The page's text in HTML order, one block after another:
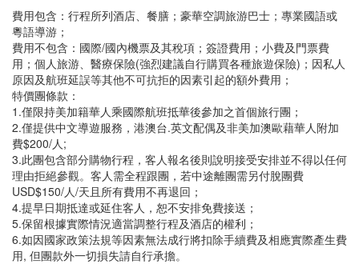
費用包含：行程所列酒店、餐膳；豪華空調旅游巴士；專業國語或
粵語導游；
費用不包含：國際/國內機票及其稅項；簽證費用；小費及門票費
用；個人旅游、醫療保險(強烈建議自行購買各種旅遊保險)；因私人
原因及航班延誤等其他不可抗拒的因素引起的額外費用；
特價團條款：
1.僅限持美加籍華人乘國際航班抵華後參加之首個旅行團；
2.僅提供中文導遊服務，港澳台.英文配偶及非美加澳歐藉華人附加
費$200/人;
3.此團包含部分購物行程，客人報名後則說明接受安排並不得以任何
理由拒絕參觀。客人需全程跟團，若中途離團需另付脫團費
USD$150/人/天且所有費用不再退回；
4.提早日期抵達或延住客人，恕不安排免費接送；
5.保留根據實際情況適當調整行程及酒店的權利；
6.如因國家政策法規等因素無法成行將扣除手續費及相應實際產生費
用, 但團款外一切損失請自行承擔。